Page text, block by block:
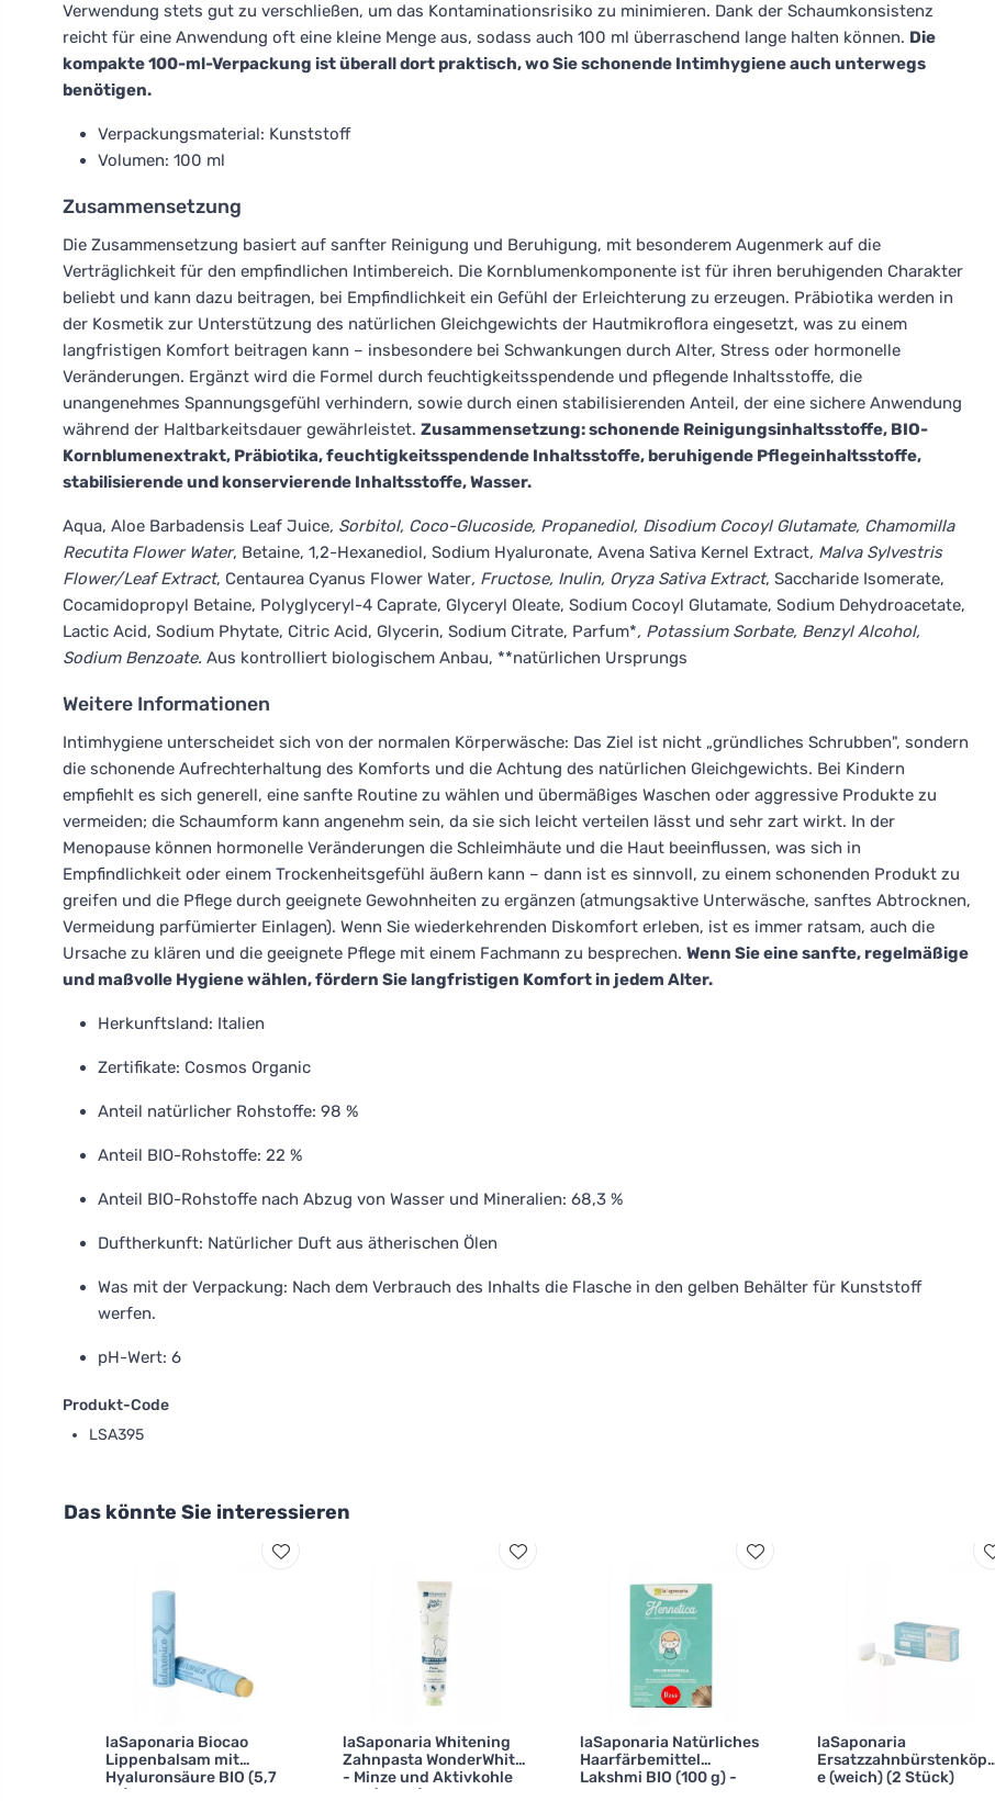
Verwendung stets gut zu verschließen, um das Kontaminationsrisiko zu minimieren. Dank der Schaumkonsistenz
reicht für eine Anwendung oft eine kleine Menge aus, sodass auch 100 ml überraschend lange halten können. Die
kompakte 100-ml-Verpackung ist überall dort praktisch, wo Sie schonende Intimhygiene auch unterwegs
benötigen.
Verpackungsmaterial: Kunststoff
Volumen: 100 ml
Zusammensetzung
Die Zusammensetzung basiert auf sanfter Reinigung und Beruhigung, mit besonderem Augenmerk auf die
Verträglichkeit für den empfindlichen Intimbereich. Die Kornblumenkomponente ist für ihren beruhigenden Charakter
beliebt und kann dazu beitragen, bei Empfindlichkeit ein Gefühl der Erleichterung zu erzeugen. Präbiotika werden in
der Kosmetik zur Unterstützung des natürlichen Gleichgewichts der Hautmikroflora eingesetzt, was zu einem
langfristigen Komfort beitragen kann – insbesondere bei Schwankungen durch Alter, Stress oder hormonelle
Veränderungen. Ergänzt wird die Formel durch feuchtigkeitsspendende und pflegende Inhaltsstoffe, die
unangenehmes Spannungsgefühl verhindern, sowie durch einen stabilisierenden Anteil, der eine sichere Anwendung
während der Haltbarkeitsdauer gewährleistet. Zusammensetzung: schonende Reinigungsinhaltsstoffe, BIO-
Kornblumenextrakt, Präbiotika, feuchtigkeitsspendende Inhaltsstoffe, beruhigende Pflegeinhaltsstoffe,
stabilisierende und konservierende Inhaltsstoffe, Wasser.
Aqua, Aloe Barbadensis Leaf Juice, Sorbitol, Coco-Glucoside, Propanediol, Disodium Cocoyl Glutamate, Chamomilla
Recutita Flower Water, Betaine, 1,2-Hexanediol, Sodium Hyaluronate, Avena Sativa Kernel Extract, Malva Sylvestris
Flower/Leaf Extract, Centaurea Cyanus Flower Water, Fructose, Inulin, Oryza Sativa Extract, Saccharide Isomerate,
Cocamidopropyl Betaine, Polyglyceryl-4 Caprate, Glyceryl Oleate, Sodium Cocoyl Glutamate, Sodium Dehydroacetate,
Lactic Acid, Sodium Phytate, Citric Acid, Glycerin, Sodium Citrate, Parfum*, Potassium Sorbate, Benzyl Alcohol,
Sodium Benzoate. Aus kontrolliert biologischem Anbau, **natürlichen Ursprungs
Weitere Informationen
Intimhygiene unterscheidet sich von der normalen Körperwäsche: Das Ziel ist nicht „gründliches Schrubben", sondern
die schonende Aufrechterhaltung des Komforts und die Achtung des natürlichen Gleichgewichts. Bei Kindern
empfiehlt es sich generell, eine sanfte Routine zu wählen und übermäßiges Waschen oder aggressive Produkte zu
vermeiden; die Schaumform kann angenehm sein, da sie sich leicht verteilen lässt und sehr zart wirkt. In der
Menopause können hormonelle Veränderungen die Schleimhäute und die Haut beeinflussen, was sich in
Empfindlichkeit oder einem Trockenheitsgefühl äußern kann – dann ist es sinnvoll, zu einem schonenden Produkt zu
greifen und die Pflege durch geeignete Gewohnheiten zu ergänzen (atmungsaktive Unterwäsche, sanftes Abtrocknen,
Vermeidung parfümierter Einlagen). Wenn Sie wiederkehrenden Diskomfort erleben, ist es immer ratsam, auch die
Ursache zu klären und die geeignete Pflege mit einem Fachmann zu besprechen. Wenn Sie eine sanfte, regelmäßige
und maßvolle Hygiene wählen, fördern Sie langfristigen Komfort in jedem Alter.
Herkunftsland: Italien
Zertifikate: Cosmos Organic
Anteil natürlicher Rohstoffe: 98 %
Anteil BIO-Rohstoffe: 22 %
Anteil BIO-Rohstoffe nach Abzug von Wasser und Mineralien: 68,3 %
Duftherkunft: Natürlicher Duft aus ätherischen Ölen
Was mit der Verpackung: Nach dem Verbrauch des Inhalts die Flasche in den gelben Behälter für Kunststoff
werfen.
pH-Wert: 6
Produkt-Code
LSA395
Das könnte Sie interessieren
laSaponaria Biocao
Lippenbalsam mit
Hyaluronsäure BIO (5,7
ml)
laSaponaria Whitening
Zahnpasta WonderWhite
- Minze und Aktivkohle
BIO (75 ml)
laSaponaria Natürliches
Haarfärbemittel
Lakshmi BIO (100 g) -
laSaponaria
Ersatzzahnbürstenköpf
e (weich) (2 Stück)